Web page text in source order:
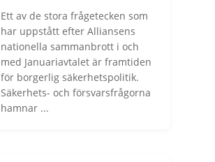
Ett av de stora frågetecken som
har uppstått efter Alliansens
nationella sammanbrott i och
med Januariavtalet är framtiden
för borgerlig säkerhetspolitik.
Säkerhets- och försvarsfrågorna
hamnar ...